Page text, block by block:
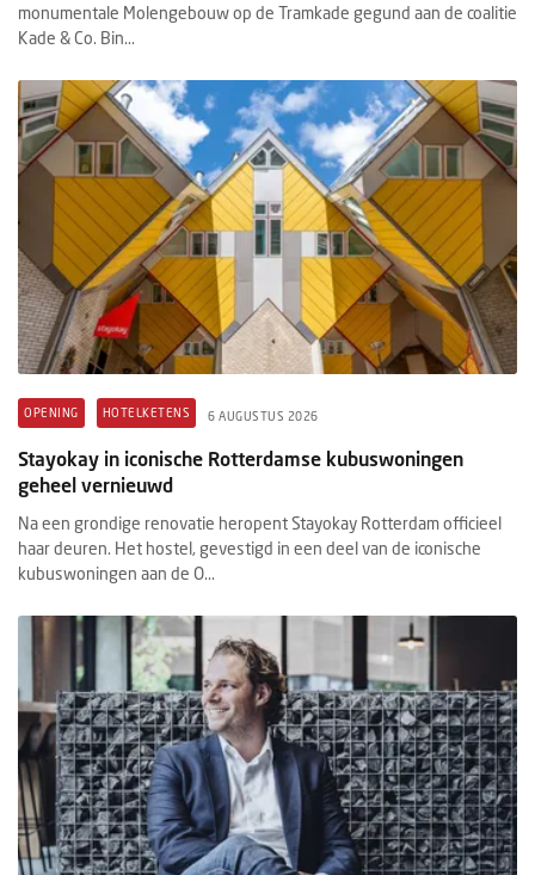
monumentale Molengebouw op de Tramkade gegund aan de coalitie
Kade & Co. Bin...
OPENING HOTELKETENS 6 AUGUSTUS 2026
Stayokay in iconische Rotterdamse kubuswoningen
geheel vernieuwd
Na een grondige renovatie heropent Stayokay Rotterdam officieel
haar deuren. Het hostel, gevestigd in een deel van de iconische
kubuswoningen aan de O...